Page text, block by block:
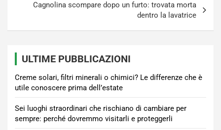
Cagnolina scompare dopo un furto: trovata morta
dentro la lavatrice
ULTIME PUBBLICAZIONI
Creme solari, filtri minerali o chimici? Le differenze che è
utile conoscere prima dell’estate
Sei luoghi straordinari che rischiano di cambiare per
sempre: perché dovremmo visitarli e proteggerli